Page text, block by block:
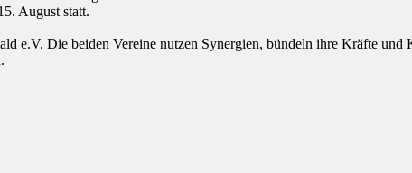
August statt.
Die beiden Vereine nutzen Synergien, bündeln ihre Kräfte und